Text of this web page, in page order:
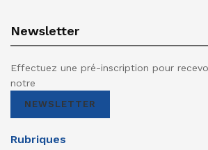
Newsletter
Effectuez une pré-inscription pour
notre
NEWSLETTER
Rubriques